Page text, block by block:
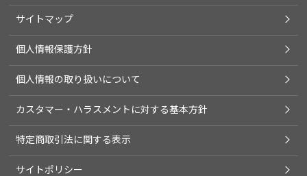
サイトマップ
個人情報保護方針
個人情報の取り扱いについて
カスタマー・ハラスメントに対する基本方針
特定商取引法に関する表示
サイトポリシー